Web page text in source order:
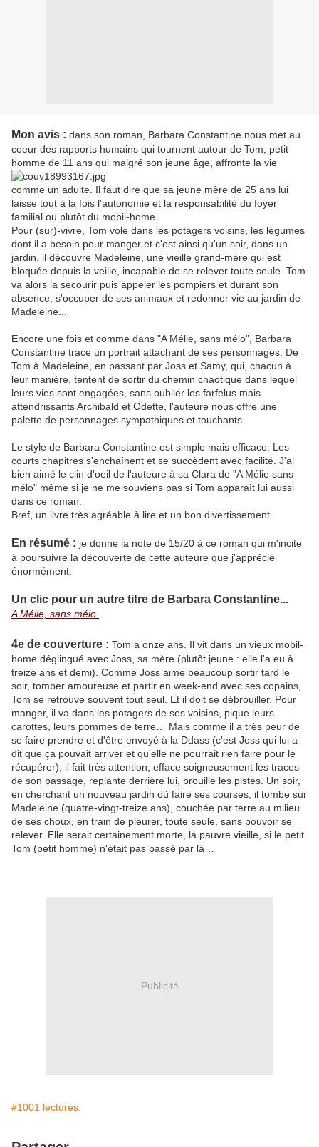
Mon avis : dans son roman, Barbara Constantine nous met au
coeur des rapports humains qui tournent autour de Tom, petit
homme de 11 ans qui malgré son jeune âge, affronte la vie
comme un adulte. Il faut dire que sa jeune mère de 25 ans lui
laisse tout à la fois l'autonomie et la responsabilité du foyer
familial ou plutôt du mobil-home.
Pour (sur)-vivre, Tom vole dans les potagers voisins, les légumes
dont il a besoin pour manger et c'est ainsi qu'un soir, dans un
jardin, il découvre Madeleine, une vieille grand-mère qui est
bloquée depuis la veille, incapable de se relever toute seule. Tom
va alors la secourir puis appeler les pompiers et durant son
absence, s'occuper de ses animaux et redonner vie au jardin de
Madeleine...
Encore une fois et comme dans "A Mélie, sans mélo", Barbara
Constantine trace un portrait attachant de ses personnages. De
Tom à Madeleine, en passant par Joss et Samy, qui, chacun à
leur manière, tentent de sortir du chemin chaotique dans lequel
leurs vies sont engagées, sans oublier les farfelus mais
attendrissants Archibald et Odette, l'auteure nous offre une
palette de personnages sympathiques et touchants.
Le style de Barbara Constantine est simple mais efficace. Les
courts chapitres s'enchaînent et se succèdent avec facilité. J'ai
bien aimé le clin d'oeil de l'auteure à sa Clara de "A Mélie sans
mélo" même si je ne me souviens pas si Tom apparaît lui aussi
dans ce roman.
Bref, un livre très agréable à lire et un bon divertissement
En résumé : je donne la note de 15/20 à ce roman qui m'incite
à poursuivre la découverte de cette auteure que j'apprécie
énormément.
Un clic pour un autre titre de Barbara Constantine...
A Mélie, sans mélo.
4e de couverture : Tom a onze ans. Il vit dans un vieux mobil-
home déglingué avec Joss, sa mère (plutôt jeune : elle l'a eu à
treize ans et demi). Comme Joss aime beaucoup sortir tard le
soir, tomber amoureuse et partir en week-end avec ses copains,
Tom se retrouve souvent tout seul. Et il doit se débrouiller. Pour
manger, il va dans les potagers de ses voisins, pique leurs
carottes, leurs pommes de terre… Mais comme il a très peur de
se faire prendre et d'être envoyé à la Ddass (c'est Joss qui lui a
dit que ça pouvait arriver et qu'elle ne pourrait rien faire pour le
récupérer), il fait très attention, efface soigneusement les traces
de son passage, replante derrière lui, brouille les pistes. Un soir,
en cherchant un nouveau jardin où faire ses courses, il tombe sur
Madeleine (quatre-vingt-treize ans), couchée par terre au milieu
de ses choux, en train de pleurer, toute seule, sans pouvoir se
relever. Elle serait certainement morte, la pauvre vieille, si le petit
Tom (petit homme) n'était pas passé par là…
Publicité
#1001 lectures.